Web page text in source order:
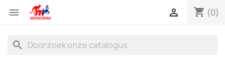
 shopping_cart (0)

search